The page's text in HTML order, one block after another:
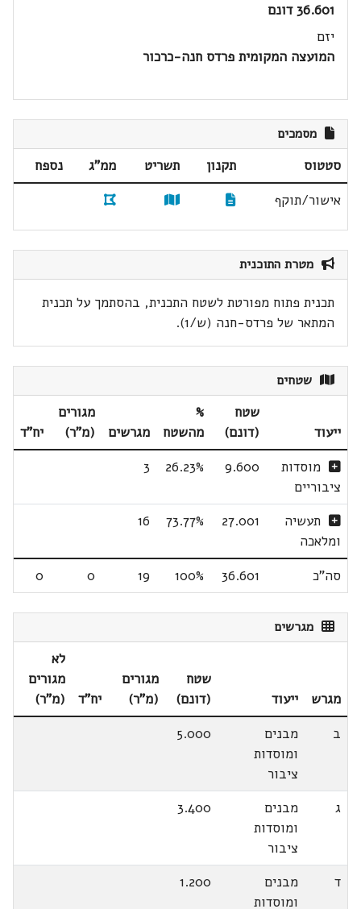
36.601 דונם
יזם
המועצה המקומית פרדס חנה-כרכור
מסמכים
סטטוס תקנון תשריט ממ"ג
נספח
אישור/תוקף
מטרת התוכנית
תכנית פתוח מפורטת לשטח התכנית, בהסתמך על תכנית
המתאר של פרדס-חנה (ש/1).
שטחים
ייעוד
שטח
(דונם)
%
מהשטח
מגרשים
מגורים
(מ"ר)
יח"ד
מוסדות
ציבוריים
9.600
26.23%
3
תעשיה
ומלאכה
27.001
73.77%
16
סה"כ 36.601
100%
19
0
0
מגרשים
מגרש ייעוד
שטח
(דונם)
מגורים
(מ"ר)
יח"ד
לא
מגורים
(מ"ר)
ב
מבנים
ומוסדות
ציבור
5.000
ג
מבנים
ומוסדות
ציבור
3.400
ד
מבנים
ומוסדות
1.200